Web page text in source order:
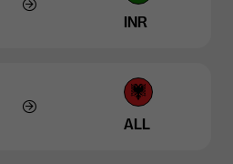
INR
ALL